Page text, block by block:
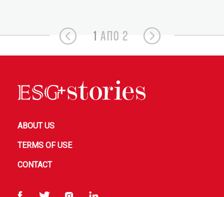
1 ΑΠΟ 2
ABOUT US
TERMS OF USE
CONTACT